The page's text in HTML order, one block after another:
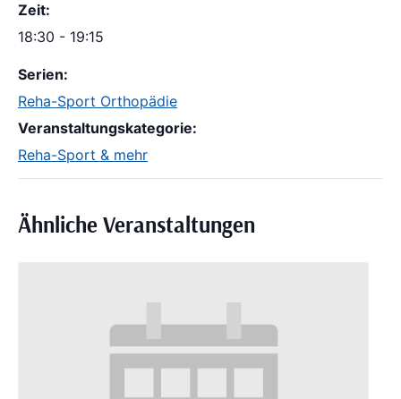
Zeit:
18:30 - 19:15
Serien:
Reha-Sport Orthopädie
Veranstaltungskategorie:
Reha-Sport & mehr
Ähnliche Veranstaltungen